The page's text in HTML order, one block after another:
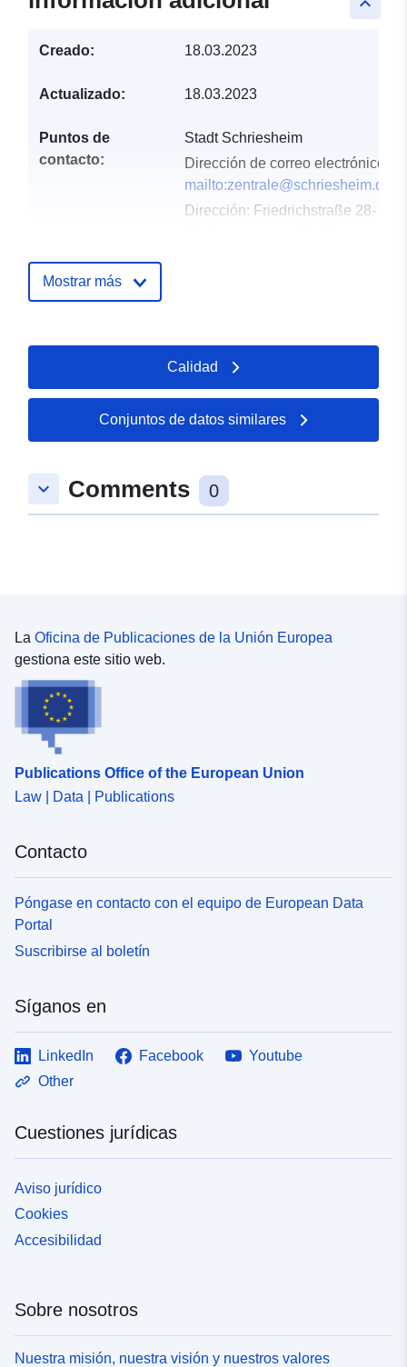
Creado: 18.03.2023
Actualizado: 18.03.2023
Puntos de
contacto:
Stadt Schriesheim
Dirección de correo electrónico:
mailto:zentrale@schriesheim.de
Dirección: Friedrichstraße 28-
catálogo:
January 2026
Actualizado en data.europa.eu:
02 August 2026
Espacial: Coordenadas: [ [ 8.6647839,
49.478197 ], [ 8.680262,
49.4758608 ], [ 8.6647839,
dde0-48be-b570-dea985ee8153
Mostrar más
Calidad
Conjuntos de datos similares
keyboard_arrow_down Comments 0
La Oficina de Publicaciones de la Unión Europea
gestiona este sitio web.
Publications Office of the European Union
Law | Data | Publications
Contacto
Póngase en contacto con el equipo de European Data
Portal
Suscribirse al boletín
Síganos en
LinkedIn Facebook
Youtube
Other
Cuestiones jurídicas
Aviso jurídico
Cookies
Accesibilidad
Sobre nosotros
Nuestra misión, nuestra visión y nuestros valores